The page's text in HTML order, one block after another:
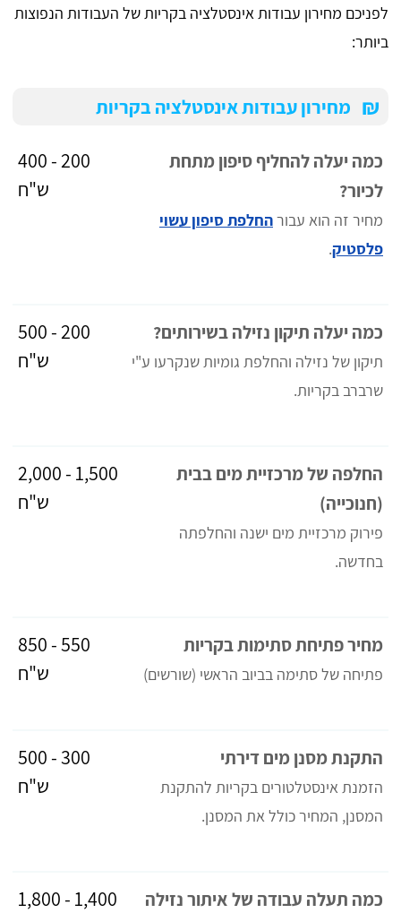
לפניכם מחירון עבודות אינסטלציה בקריות של העבודות הנפוצות
ביותר:
₪ מחירון עבודות אינסטלציה בקריות
כמה יעלה להחליף סיפון מתחת
לכיור?
מחיר זה הוא עבורהחלפת סיפון עשוי
פלסטיק.
200 - 400
ש"ח
כמה יעלה תיקון נזילה בשירותים?
תיקון של נזילה והחלפת גומיות שנקרעו ע"י
שרברב בקריות.
200 - 500
ש"ח
החלפה של מרכזיית מים בבית
(חנוכייה)
פירוק מרכזיית מים ישנה והחלפתה
בחדשה.
1,500 - 2,000
ש"ח
מחיר פתיחת סתימות בקריות
פתיחה של סתימה בביוב הראשי (שורשים)
550 - 850
ש"ח
התקנת מסנן מים דירתי
הזמנת אינסטלטורים בקריות להתקנת
המסנן, המחיר כולל את המסנן.
300 - 500
ש"ח
כמה תעלה עבודה של איתור נזילה
1,400 - 1,800